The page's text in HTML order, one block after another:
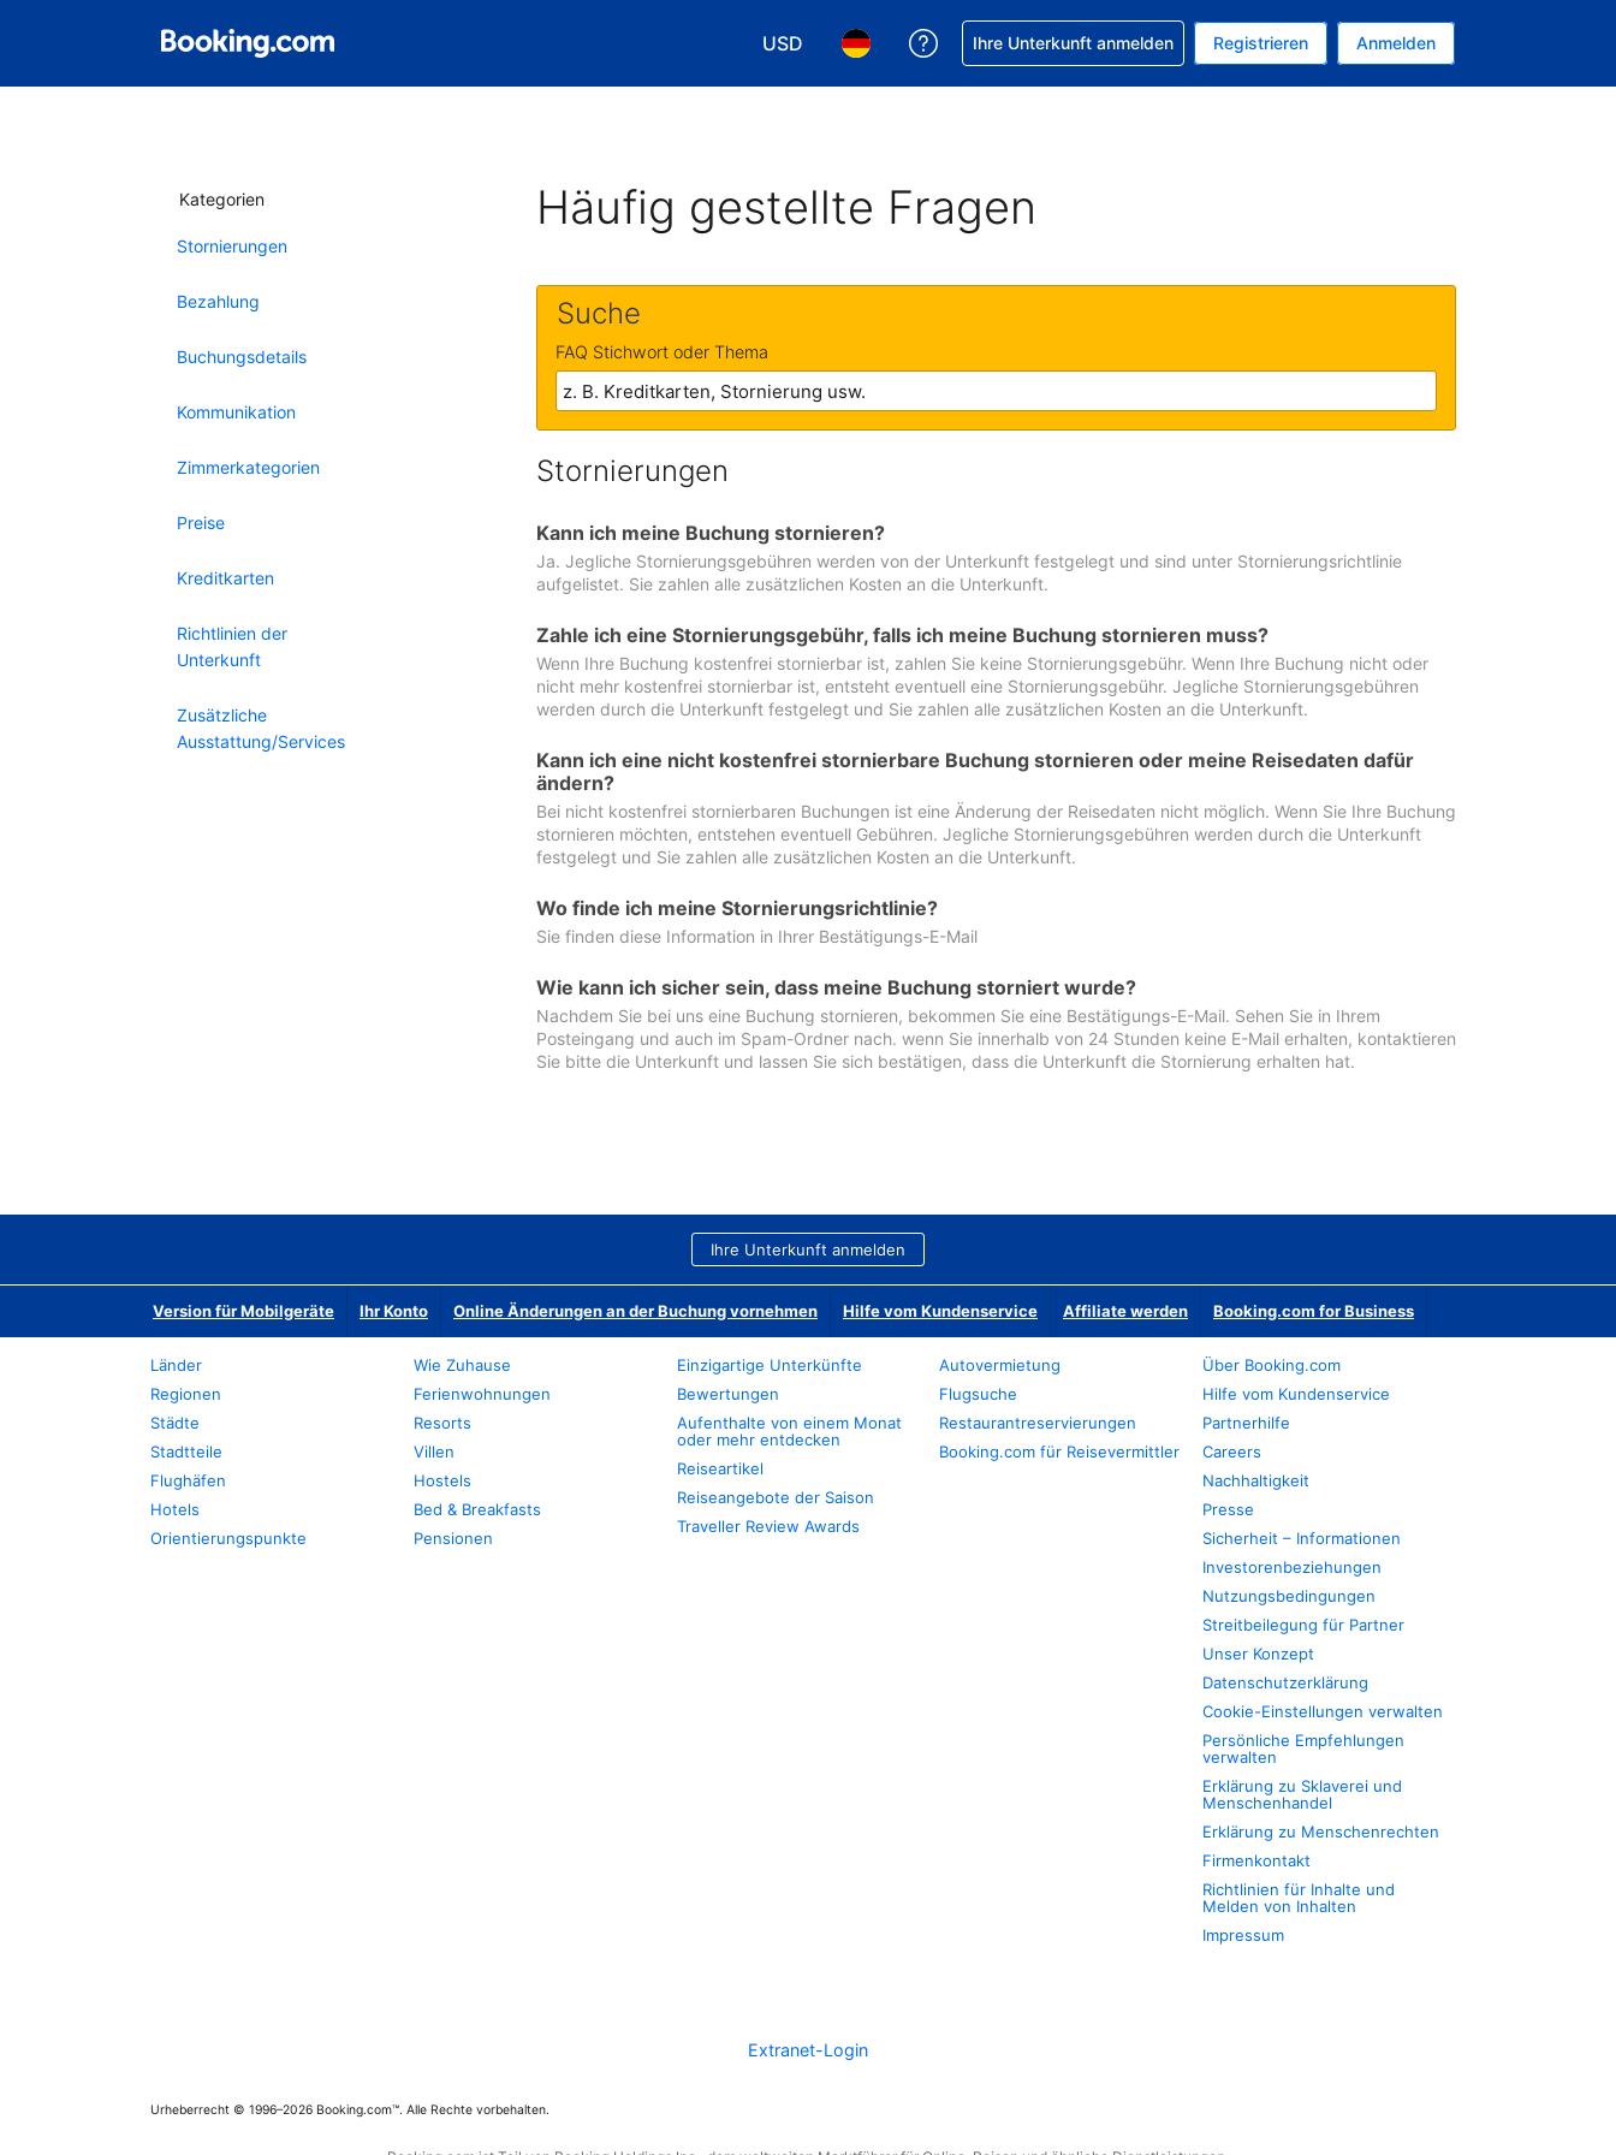
USD
Wählen Sie Ihre Währung. Ihre aktuelle Währung ist US-Dollar
Wählen Sie Ihre Sprache. Ihre aktuelle Sprache ist Deutsch
Hilfe bei Ihrer Buchung erhalten
Ihre Unterkunft anmelden Registrieren Anmelden
Kategorien
Stornierungen
Bezahlung
Buchungsdetails
Kommunikation
Zimmerkategorien
Preise
Kreditkarten
Richtlinien der
Unterkunft
Zusätzliche
Ausstattung/Services
Häufig gestellte Fragen
Suche
FAQ Stichwort oder Thema
Stornierungen
Kann ich meine Buchung stornieren?
Ja. Jegliche Stornierungsgebühren werden von der Unterkunft festgelegt und sind unter Stornierungsrichtlinie
aufgelistet. Sie zahlen alle zusätzlichen Kosten an die Unterkunft.
Zahle ich eine Stornierungsgebühr, falls ich meine Buchung stornieren muss?
Wenn Ihre Buchung kostenfrei stornierbar ist, zahlen Sie keine Stornierungsgebühr. Wenn Ihre Buchung nicht oder
nicht mehr kostenfrei stornierbar ist, entsteht eventuell eine Stornierungsgebühr. Jegliche Stornierungsgebühren
werden durch die Unterkunft festgelegt und Sie zahlen alle zusätzlichen Kosten an die Unterkunft.
Kann ich eine nicht kostenfrei stornierbare Buchung stornieren oder meine Reisedaten dafür
ändern?
Bei nicht kostenfrei stornierbaren Buchungen ist eine Änderung der Reisedaten nicht möglich. Wenn Sie Ihre Buchung
stornieren möchten, entstehen eventuell Gebühren. Jegliche Stornierungsgebühren werden durch die Unterkunft
festgelegt und Sie zahlen alle zusätzlichen Kosten an die Unterkunft.
Wo finde ich meine Stornierungsrichtlinie?
Sie finden diese Information in Ihrer Bestätigungs-E-Mail
Wie kann ich sicher sein, dass meine Buchung storniert wurde?
Nachdem Sie bei uns eine Buchung stornieren, bekommen Sie eine Bestätigungs-E-Mail. Sehen Sie in Ihrem
Posteingang und auch im Spam-Ordner nach. wenn Sie innerhalb von 24 Stunden keine E-Mail erhalten, kontaktieren
Sie bitte die Unterkunft und lassen Sie sich bestätigen, dass die Unterkunft die Stornierung erhalten hat.
Ihre Unterkunft anmelden
Version für Mobilgeräte Ihr Konto Online Änderungen an der Buchung vornehmen Hilfe vom Kundenservice Affiliate werden Booking.com for Business
Länder
Regionen
Städte
Stadtteile
Flughäfen
Hotels
Orientierungspunkte
Wie Zuhause
Ferienwohnungen
Resorts
Villen
Hostels
Bed & Breakfasts
Pensionen
Einzigartige Unterkünfte
Bewertungen
Aufenthalte von einem Monat
oder mehr entdecken
Reiseartikel
Reiseangebote der Saison
Traveller Review Awards
Autovermietung
Flugsuche
Restaurantreservierungen
Booking.com für Reisevermittler
Über Booking.com
Hilfe vom Kundenservice
Partnerhilfe
Careers
Nachhaltigkeit
Presse
Sicherheit – Informationen
Investorenbeziehungen
Nutzungsbedingungen
Streitbeilegung für Partner
Unser Konzept
Datenschutzerklärung
Cookie-Einstellungen verwalten
Persönliche Empfehlungen
verwalten
Erklärung zu Sklaverei und
Menschenhandel
Erklärung zu Menschenrechten
Firmenkontakt
Richtlinien für Inhalte und
Melden von Inhalten
Impressum
Extranet-Login
Urheberrecht © 1996–2026 Booking.com™. Alle Rechte vorbehalten.